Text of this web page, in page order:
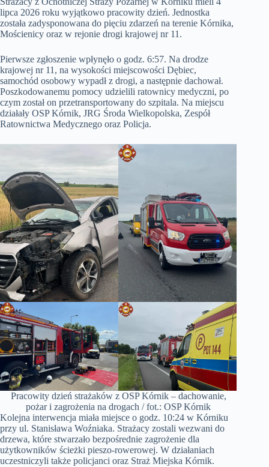
lipca 2026 roku wyjątkowo pracowity dzień. Jednostka
została zadysponowana do pięciu zdarzeń na terenie Kórnika,
Mościenicy oraz w rejonie drogi krajowej nr 11.
Pierwsze zgłoszenie wpłynęło o godz. 6:57. Na drodze
krajowej nr 11, na wysokości miejscowości Dębiec,
samochód osobowy wypadł z drogi, a następnie dachował.
Poszkodowanemu pomocy udzielili ratownicy medyczni, po
czym został on przetransportowany do szpitala. Na miejscu
działały OSP Kórnik, JRG Środa Wielkopolska, Zespół
Ratownictwa Medycznego oraz Policja.
Pracowity dzień strażaków z OSP Kórnik – dachowanie,
pożar i zagrożenia na drogach / fot.: OSP Kórnik
Kolejna interwencja miała miejsce o godz. 10:24 w Kórniku
przy ul. Stanisława Woźniaka. Strażacy zostali wezwani do
drzewa, które stwarzało bezpośrednie zagrożenie dla
użytkowników ścieżki pieszo-rowerowej. W działaniach
uczestniczyli także policjanci oraz Straż Miejska Kórnik.